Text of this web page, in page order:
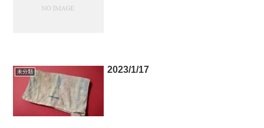
未分類 2023/1/17